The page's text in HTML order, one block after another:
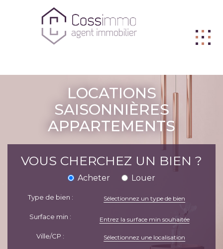
VENDRE
BIENS VENDUS
L'AGENCE
ME CONTACTER
FNAIM
LOCATIONS
SAISONNIÈRES
APPARTEMENTS
VOUS CHERCHEZ UN BIEN ?
Acheter Louer
Type de bien : Sélectionnez un type de bien
Surface min :
Ville/CP : Sélectionnez une localisation